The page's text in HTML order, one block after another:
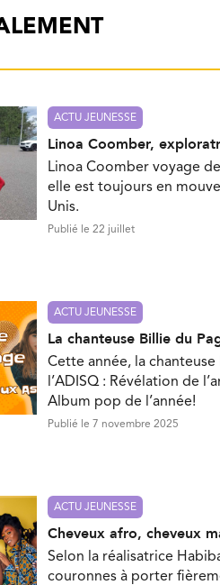
ACTU JEUNESSE
Linoa Coomber,
Linoa Coomber voyage
elle est toujours en
Unis.
Publié le 22 juillet
ACTU JEUNESSE
La chanteuse Billie du
Cette année, la
l’ADISQ : Révélation de
Album pop de l’année!
Publié le 7 novembre 2025
ACTU JEUNESSE
Cheveux afro, cheveux
Selon la réalisatrice
couronnes à porter